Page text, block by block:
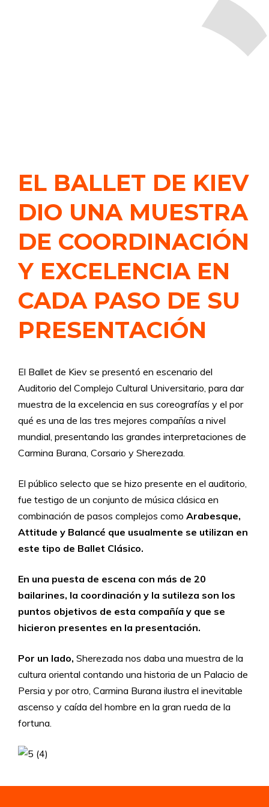
EL BALLET DE KIEV
DIO UNA MUESTRA
DE COORDINACIÓN
Y EXCELENCIA EN
CADA PASO DE SU
PRESENTACIÓN
El Ballet de Kiev se presentó en escenario del
Auditorio del Complejo Cultural Universitario, para dar
muestra de la excelencia en sus coreografías y el por
qué es una de las tres mejores compañías a nivel
mundial, presentando las grandes interpretaciones de
Carmina Burana, Corsario y Sherezada.
El público selecto que se hizo presente en el auditorio,
fue testigo de un conjunto de música clásica en
combinación de pasos complejos como Arabesque,
Attitude y Balancé que usualmente se utilizan en
este tipo de Ballet Clásico.
En una puesta de escena con más de 20
bailarines, la coordinación y la sutileza son los
puntos objetivos de esta compañía y que se
hicieron presentes en la presentación.
Por un lado, Sherezada nos daba una muestra de la
cultura oriental contando una historia de un Palacio de
Persia y por otro, Carmina Burana ilustra el inevitable
ascenso y caída del hombre en la gran rueda de la
fortuna.